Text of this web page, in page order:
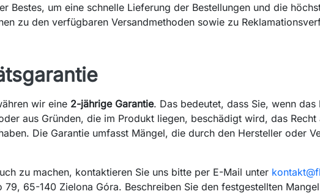
Bestes, um eine schnelle Lieferung der Bestellungen und die
zu den verfügbaren Versandmethoden sowie zu
wir eine 2-jährige Garantie. Das bedeutet, dass Sie, wenn
aus Gründen, die im Produkt liegen, beschädigt wird, das
Die Garantie umfasst Mängel, die durch den Hersteller oder
zu machen, kontaktieren Sie uns bitte per E-Mail unter
79, 65-140 Zielona Góra. Beschreiben Sie den festgestellten